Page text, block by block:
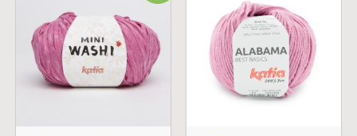
was:
€ 3,95.
€ 2,00.